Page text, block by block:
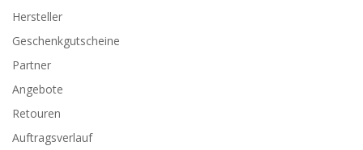
Hersteller
Geschenkgutscheine
Partner
Angebote
Retouren
Auftragsverlauf